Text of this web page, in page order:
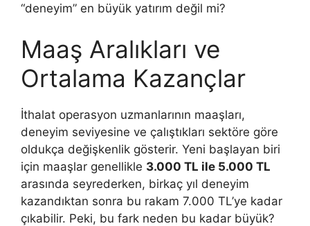
“deneyim” en büyük yatırım değil mi?
Maaş Aralıkları ve
Ortalama Kazançlar
İthalat operasyon uzmanlarının maaşları,
deneyim seviyesine ve çalıştıkları sektöre göre
oldukça değişkenlik gösterir. Yeni başlayan biri
için maaşlar genellikle 3.000 TL ile 5.000 TL
arasında seyrederken, birkaç yıl deneyim
kazandıktan sonra bu rakam 7.000 TL’ye kadar
çıkabilir. Peki, bu fark neden bu kadar büyük?